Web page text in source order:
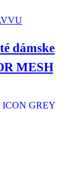
dámske
MESH